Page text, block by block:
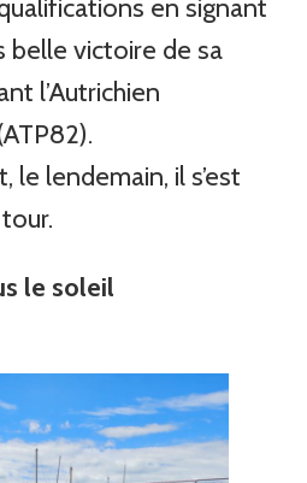
en signant
belle victoire de sa
l’Autrichien
le lendemain, il s’est
le soleil